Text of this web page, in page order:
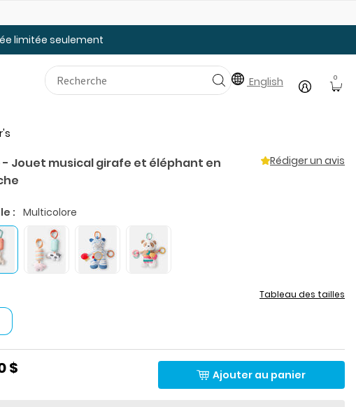
limitée seulement
English 0
- Jouet musical girafe et éléphant en
Rédiger un avis
: Multicolore
Tableau des tailles
$ Ajouter au panier